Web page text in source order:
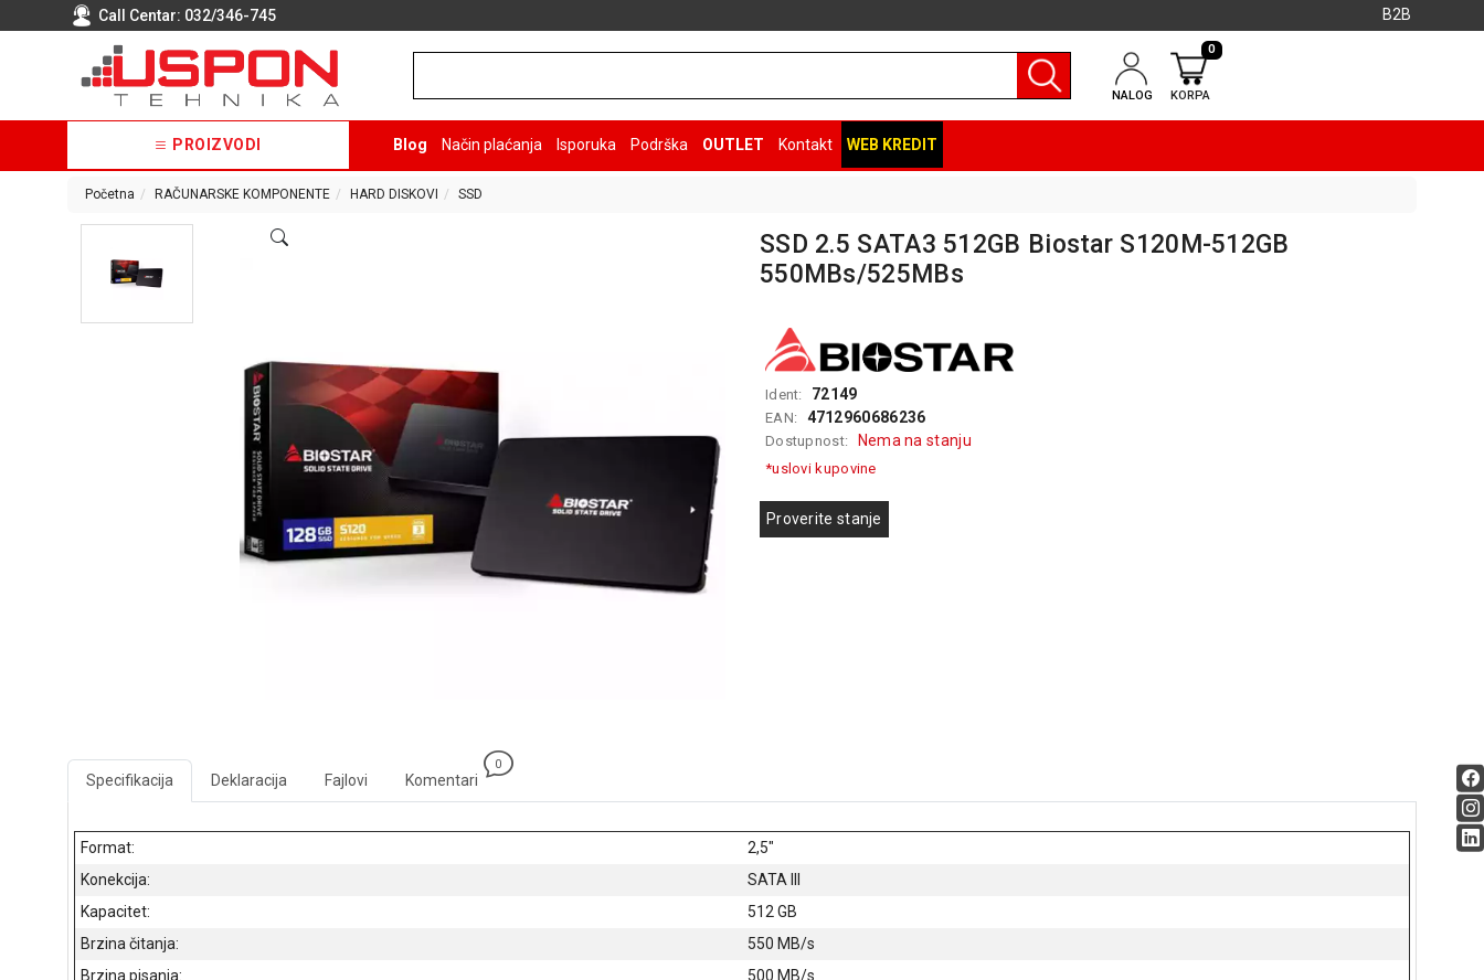
Call Centar: 032/346-745 B2B
NALOG KORPA
0
PROIZVODI Blog Način plaćanja Isporuka Podrška OUTLET Kontakt WEB KREDIT
Početna RAČUNARSKE KOMPONENTE HARD DISKOVI SSD
SSD 2.5 SATA3 512GB Biostar S120M-512GB
550MBs/525MBs
Ident: 72149
EAN: 4712960686236
Dostupnost: Nema na stanju
*uslovi kupovine
Proverite stanje
Specifikacija Deklaracija Fajlovi Komentari
0
Format:
2,5"
Konekcija:
SATA III
Kapacitet:
512 GB
Brzina čitanja:
550 MB/s
Brzina pisanja:
500 MB/s